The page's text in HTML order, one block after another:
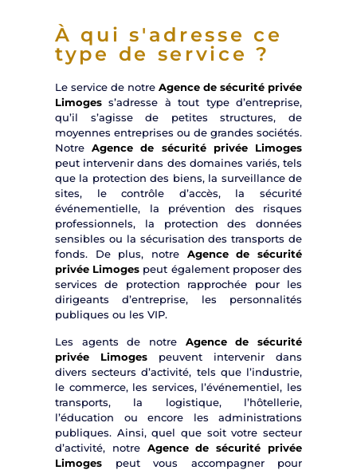
À qui s'adresse ce
type de service ?
Le service de notre Agence de sécurité privée
Limoges s’adresse à tout type d’entreprise,
qu’il s’agisse de petites structures, de
moyennes entreprises ou de grandes sociétés.
NotreAgence de sécurité privée Limoges
peut intervenir dans des domaines variés, tels
que la protection des biens, la surveillance de
sites, le contrôle d’accès, la sécurité
événementielle, la prévention des risques
professionnels, la protection des données
sensibles ou la sécurisation des transports de
fonds. De plus, notre Agence de sécurité
privée Limoges peut également proposer des
services de protection rapprochée pour les
dirigeants d’entreprise, les personnalités
publiques ou les VIP.
Les agents de notre Agence de sécurité
privée Limoges peuvent intervenir dans
divers secteurs d’activité, tels que l’industrie,
le commerce, les services, l’événementiel, les
transports, la logistique, l’hôtellerie,
l’éducation ou encore les administrations
publiques. Ainsi, quel que soit votre secteur
d’activité, notre Agence de sécurité privée
Limoges peut vous accompagner pour